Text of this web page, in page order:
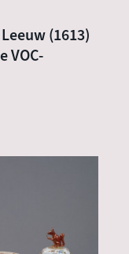
(1613)
VOC-